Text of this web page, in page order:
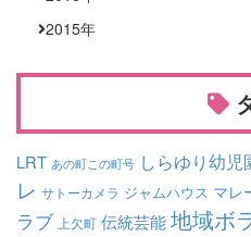
2015年
LRT あの町この町号 しらゆり幼児
レ サトーカメラ ジャムハウス マレ
ラブ 上欠町 伝統芸能地域ボ